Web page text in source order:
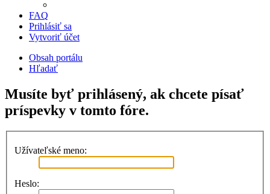
FAQ
Prihlásiť sa
Vytvoriť účet
Obsah portálu
Hľadať
Musíte byť prihlásený, ak chcete písať
príspevky v tomto fóre.
Užívateľské meno:
Heslo: